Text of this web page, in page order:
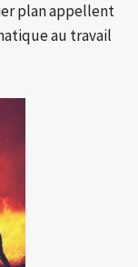
plan appellent
au travail